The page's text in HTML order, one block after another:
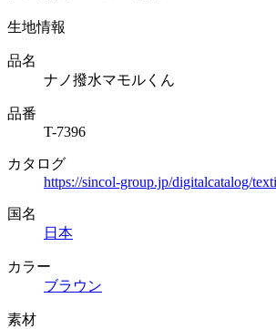
生地情報
品名
ナノ撥水マモルくん
品番
T-7396
カタログ
https://sincol-group.jp/digitalcatalog/
国名
日本
カラー
ブラウン
素材